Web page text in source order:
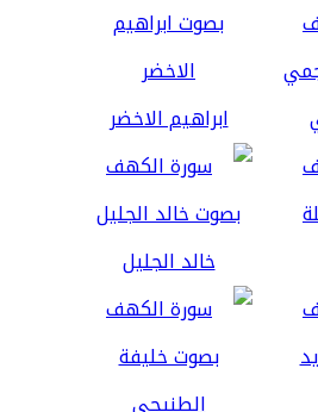
ابراهيم الاخضر
خالد الجليل